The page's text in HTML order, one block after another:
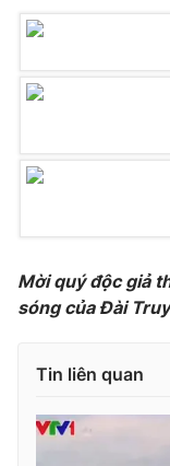
Nhân vật
Giải sao mai
Âm nhạc
Sao
Làm đẹp
Giáo dục
Học trực tuyến
Hitech Công nghệ
Tư vấn
Emagazine
Photo
Mời quý độc giả
sóng của Đài
Tin liên quan